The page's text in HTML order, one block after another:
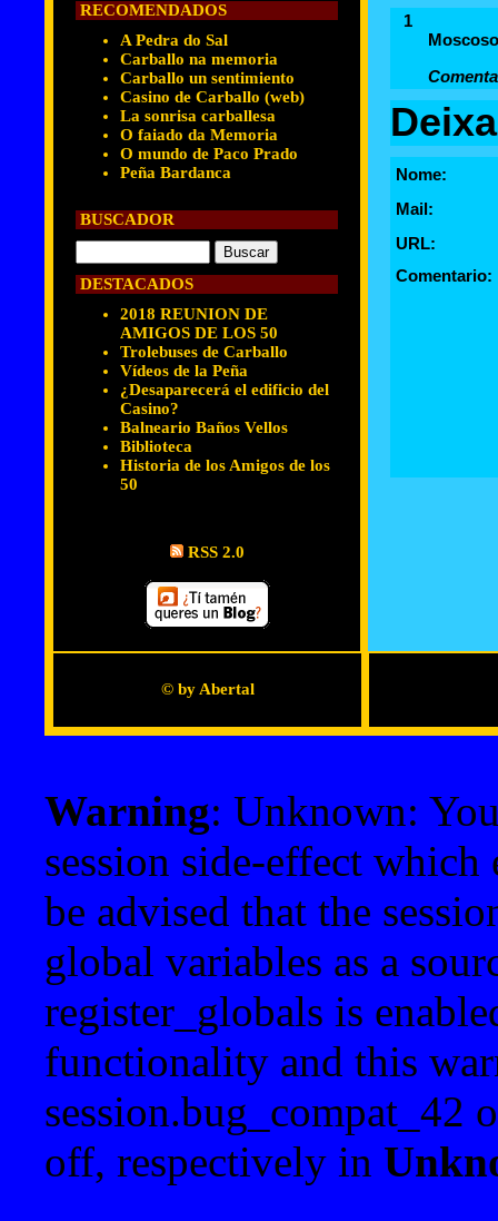
RECOMENDADOS
A Pedra do Sal
Carballo na memoria
Carballo un sentimiento
Casino de Carballo (web)
La sonrisa carballesa
O faiado da Memoria
O mundo de Paco Prado
Peña Bardanca
BUSCADOR
DESTACADOS
2018 REUNION DE
AMIGOS DE LOS 50
Trolebuses de Carballo
Vídeos de la Peña
¿Desaparecerá el edificio del
Casino?
Balneario Baños Vellos
Biblioteca
Historia de los Amigos de los
50
RSS 2.0
1
Nome:
Mail:
URL:
Comentario:
© by Abertal
Warning: Unknown:
session side-effect
be advised that the
global variables as a
register_globals is
functionality and this
session.bug_compat_42
off, respectively in